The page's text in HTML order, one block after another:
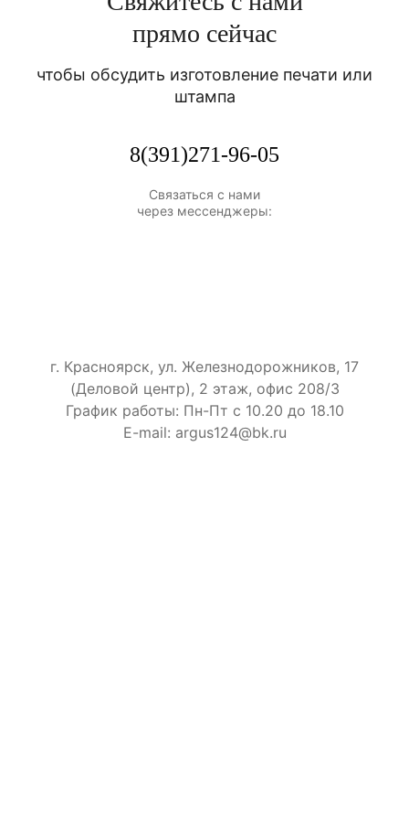
прямо сейчас
чтобы обсудить изготовление печати или
штампа
8(391)271-96-05
Связаться с нами
через мессенджеры:
г. Красноярск, ул. Железнодорожников, 17
(Деловой центр), 2 этаж, офис 208/3
График работы: Пн-Пт с 10.20 до 18.10
E-mail: argus124@bk.ru